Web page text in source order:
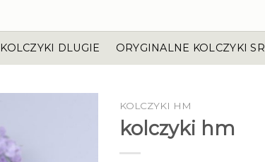
KOLCZYKI DLUGIE ORYGINALNE KOLCZYKI
KOLCZYKI HM
kolczyki hm